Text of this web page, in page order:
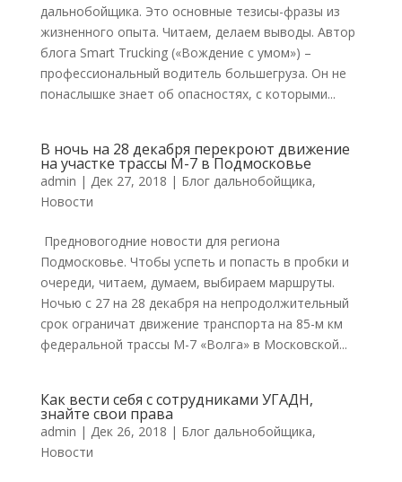
дальнобойщика. Это основные тезисы-фразы из
жизненного опыта. Читаем, делаем выводы. Автор
блога Smart Trucking («Вождение с умом») –
профессиональный водитель большегруза. Он не
понаслышке знает об опасностях, с которыми...
В ночь на 28 декабря перекроют движение
на участке трассы М-7 в Подмосковье
admin | Дек 27, 2018 | Блог дальнобойщика,
Новости
Предновогодние новости для региона
Подмосковье. Чтобы успеть и попасть в пробки и
очереди, читаем, думаем, выбираем маршруты.
Ночью с 27 на 28 декабря на непродолжительный
срок ограничат движение транспорта на 85-м км
федеральной трассы М-7 «Волга» в Московской...
Как вести себя с сотрудниками УГАДН,
знайте свои права
admin | Дек 26, 2018 | Блог дальнобойщика,
Новости